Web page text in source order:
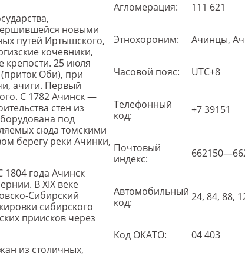
Агломерация: 111 621
Этнохороним: Ачинцы,
Часовой пояс: UTC+8
Телефонный
код:
+7 39151
Почтовый
индекс:
Автомобильный
код:
24, 84, 88,
Код ОКАТО: 04 403
новыми
путей Иртышского,
кочевники,
крепости. 25 июля
Оби), при
ачиги. Первый
С 1782 Ачинск —
стен из
под
сюда томскими
берегу реки Ачинки,
1804 года Ачинск
В XIX веке
Сибирский
сибирского
приисков через
из столичных,